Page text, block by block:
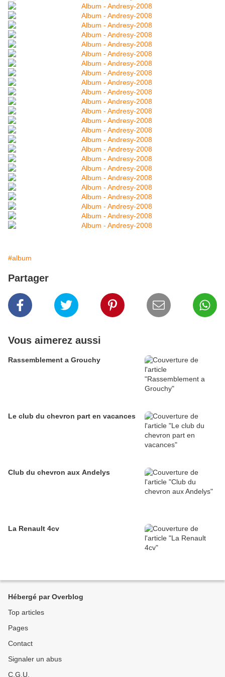
#album
Partager
Vous aimerez aussi
Rassemblement a Grouchy
Le club du chevron part en vacances
Club du chevron aux Andelys
La Renault 4cv
Hébergé par Overblog
Top articles
Pages
Contact
Signaler un abus
C.G.U.